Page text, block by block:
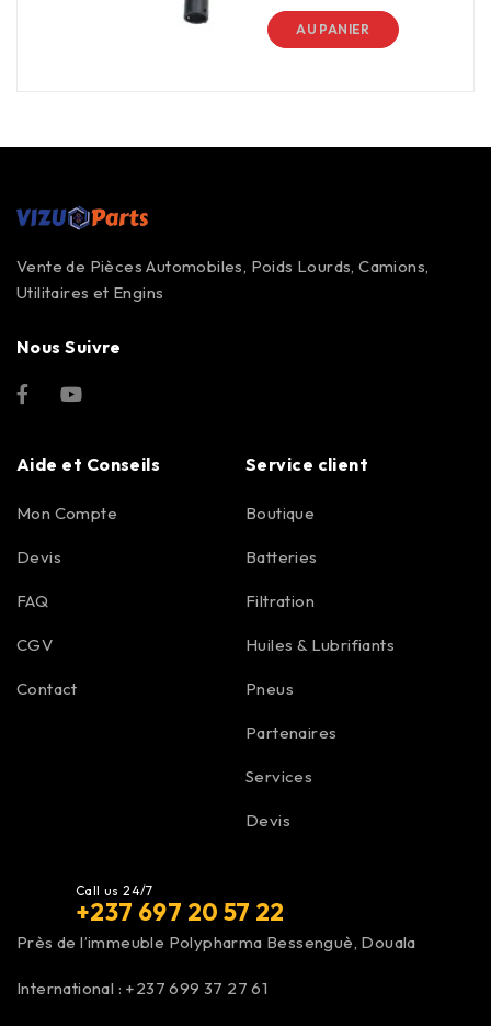
AU PANIER
Vente de Pièces Automobiles, Poids Lourds, Camions,
Utilitaires et Engins
Nous Suivre
Aide et Conseils
Mon Compte
Devis
FAQ
CGV
Contact
Service client
Boutique
Batteries
Filtration
Huiles & Lubrifiants
Pneus
Partenaires
Services
Devis
Call us 24/7
+237 697 20 57 22
Près de l’immeuble Polypharma Bessenguè, Douala
International : +237 699 37 27 61